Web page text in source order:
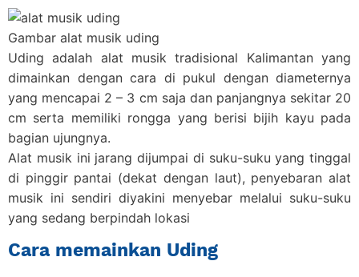
Gambar alat musik uding
Uding adalah alat musik tradisional Kalimantan yang
dimainkan dengan cara di pukul dengan diameternya
yang mencapai 2 – 3 cm saja dan panjangnya sekitar 20
cm serta memiliki rongga yang berisi bijih kayu pada
bagian ujungnya.
Alat musik ini jarang dijumpai di suku-suku yang tinggal
di pinggir pantai (dekat dengan laut), penyebaran alat
musik ini sendiri diyakini menyebar melalui suku-suku
yang sedang berpindah lokasi
Cara memainkan Uding